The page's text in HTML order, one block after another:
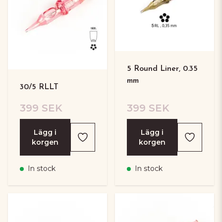
30/5 RLLT
399 SEK
Lägg i
korgen
In stock
5 Round Liner, 0.35
mm
399 SEK
Lägg i
korgen
In stock